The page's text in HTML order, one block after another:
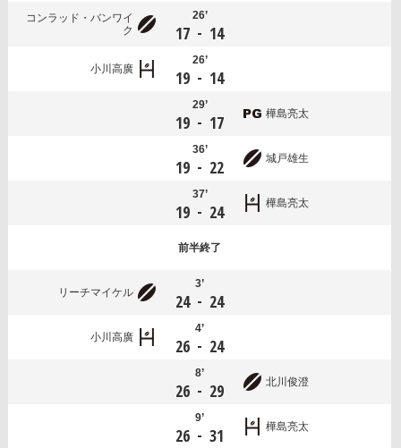
コンラッド・バンワイ
ク
26’
17 - 14
小川高廣
26’
19 - 14
29’
19 - 17 樺島亮太
36’
19 - 22 城戸雄生
37’
19 - 24 樺島亮太
前半終了
リーチマイケル
3’
24 - 24
小川高廣
4’
26 - 24
8’
26 - 29 北川俊澄
9’
26 - 31 樺島亮太